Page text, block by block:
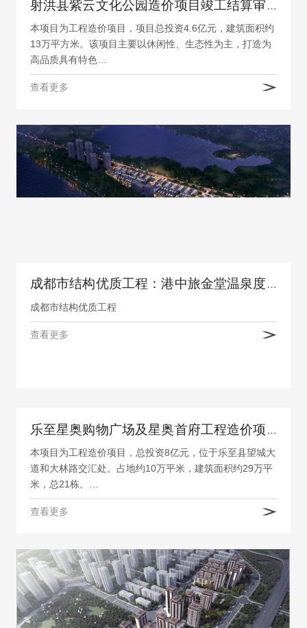
射洪县紫云文化公园造价项目竣工结算审计
本项目为工程造价项目，项目总投资4.6亿元，建筑面积约
13万平方米。该项目主要以休闲性、生态性为主，打造为
高品质具有特色…
查看更多
成都市结构优质工程：港中旅金堂温泉度假区项目
成都市结构优质工程
查看更多
乐至星奥购物广场及星奥首府工程造价项目
本项目为工程造价项目，总投资8亿元，位于乐至县望城大
道和大林路交汇处。占地约10万平米，建筑面积约29万平
米，总21栋。…
查看更多